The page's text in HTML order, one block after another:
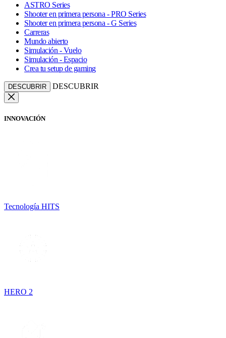
ASTRO Series
Shooter en primera persona - PRO Series
Shooter en primera persona - G Series
Carreras
Mundo abierto
Simulación - Vuelo
Simulación - Espacio
Crea tu setup de gaming
DESCUBRIR DESCUBRIR
INNOVACIÓN
Tecnología HITS
HERO 2